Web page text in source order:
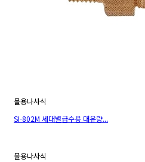
물용나사식
SI-802M 세대별급수용 대유량...
물용나사식